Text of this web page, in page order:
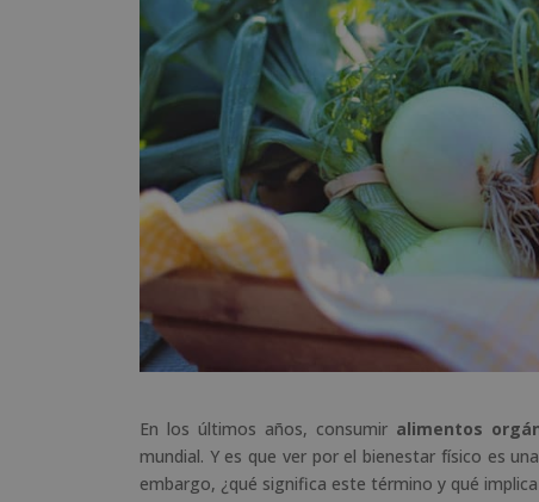
En los últimos años, consumir alimentos
mundial. Y es que ver por el bienestar físico es
embargo, ¿qué significa este término y qué